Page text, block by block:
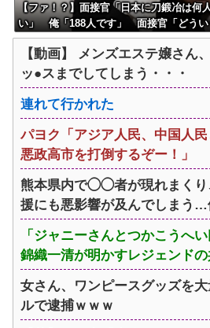
【ファ！？】面接官「日本に刀鍛冶は何
い」 俺「188人です」 面接官「どう
俺「知ってました」→この後『こう』な
ない！！！！！
【動画】 メンズエステ嬢さん
ッ●スまでしてしまう・・・
連れて行かれた
パヨク「アジア人民、中国人民
悪政高市を打倒するぞー！」
熊本県内で◯◯者が現れまくり
援にも悪影響が及んでしまう
「ジャニーさんとつかこうへ
錦織一清が明かすレジェンド
女さん、ワンピースグッズを
ルで逮捕ｗｗｗ